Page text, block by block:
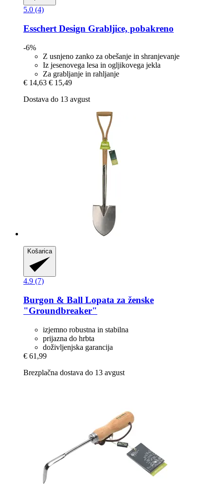
5.0 (4)
Esschert Design Grabljice, pobakreno
-6%
Z usnjeno zanko za obešanje in shranjevanje
Iz jesenovega lesa in ogljikovega jekla
Za grabljanje in rahljanje
€ 14,63 € 15,49
Dostava do 13 avgust
Košarica
4.9 (7)
Burgon & Ball Lopata za ženske
"Groundbreaker"
izjemno robustna in stabilna
prijazna do hrbta
doživljenjska garancija
€ 61,99
Brezplačna dostava do 13 avgust